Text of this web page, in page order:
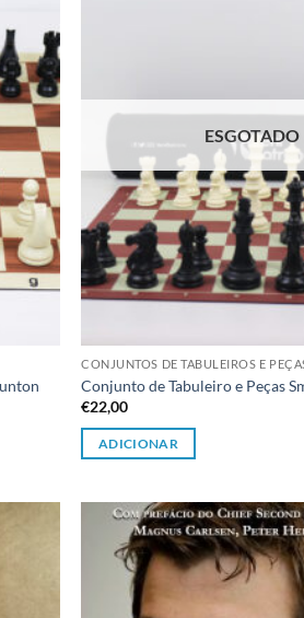
desejos
ESGOTADO
CONJUNTOS DE TABULEIROS E
Conjunto de Tabuleiro e Peças
€22,00
ADICIONAR